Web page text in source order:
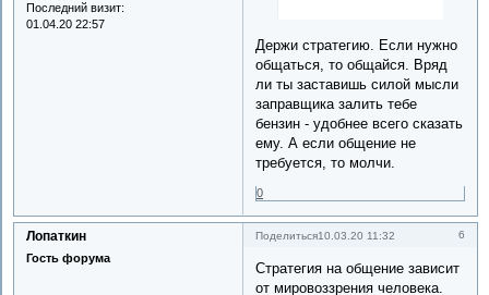
Последний визит:
01.04.20 22:57
Держи стратегию. Если нужно
общаться, то общайся. Вряд
ли ты заставишь силой мысли
заправщика залить тебе
бензин - удобнее всего сказать
ему. А если общение не
требуется, то молчи.
0
Поделиться 6
10.03.20 11:32
Лопаткин
Гость форума
Стратегия на общение зависит
от мировоззрения человека.